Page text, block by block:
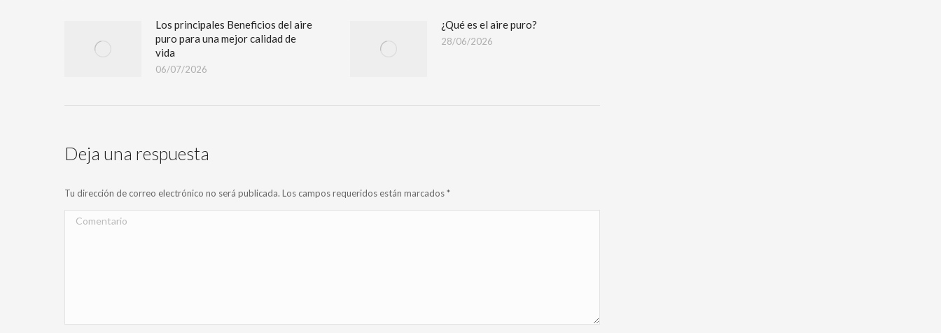
Los principales Beneficios del aire
puro para una mejor calidad de
vida
06/07/2026
¿Qué es el aire puro?
28/06/2026
Deja una respuesta
Tu dirección de correo electrónico no será publicada. Los campos requeridos están marcados*
Comentario